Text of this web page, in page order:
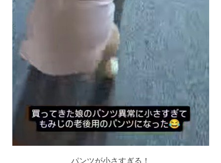
パンツが小さすぎる！